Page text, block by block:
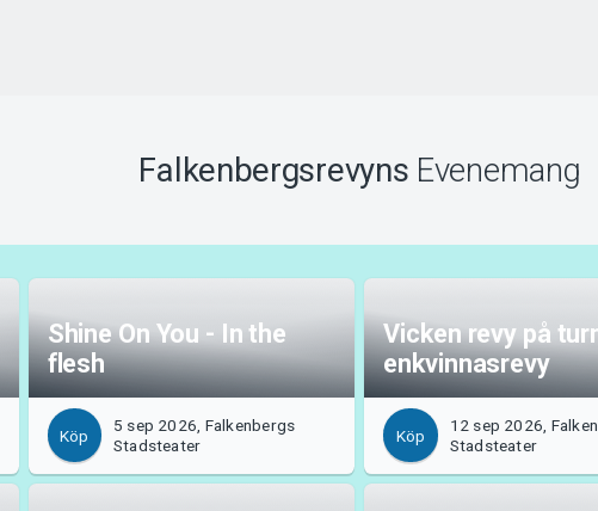
Falkenbergsrevyns Evenemang
Shine On You - In the
flesh
Köp
5 sep 2026, Falkenbergs
Stadsteater
Vicken revy på
enkvinnasrevy
Köp
12 sep 2026,
Stadsteater